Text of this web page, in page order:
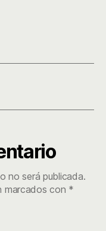
no será publicada.
marcados con *